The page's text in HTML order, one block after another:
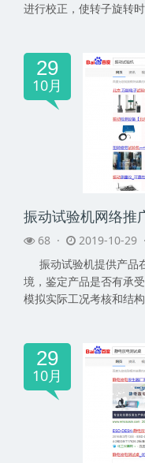
进行校正，使转子旋转
29
10月
68 · 2019-10-29 ·
振动试验机提供产品
境，鉴定产品是否有承
模拟实际工况考核和结
29
10月